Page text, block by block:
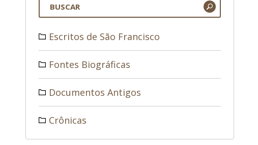
Escritos de São Francisco
Fontes Biográficas
Documentos Antigos
Crônicas